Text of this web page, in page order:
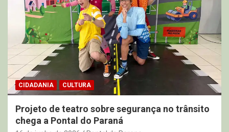
CIDADANIA CULTURA
Projeto de teatro sobre segurança no trânsito
chega a Pontal do Paraná